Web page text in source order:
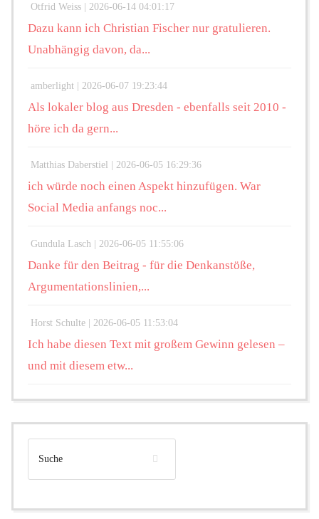
Otfrid Weiss | 2026-06-14 04:01:17
Dazu kann ich Christian Fischer nur gratulieren.
Unabhängig davon, da...
amberlight | 2026-06-07 19:23:44
Als lokaler blog aus Dresden - ebenfalls seit 2010 -
höre ich da gern...
Matthias Daberstiel | 2026-06-05 16:29:36
ich würde noch einen Aspekt hinzufügen. War
Social Media anfangs noc...
Gundula Lasch | 2026-06-05 11:55:06
Danke für den Beitrag - für die Denkanstöße,
Argumentationslinien,...
Horst Schulte | 2026-06-05 11:53:04
Ich habe diesen Text mit großem Gewinn gelesen –
und mit diesem etw...